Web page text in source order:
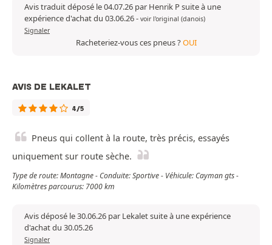
Avis traduit déposé le 04.07.26 par Henrik P suite à une
expérience d'achat du 03.06.26- voir l'original (danois)
Signaler
Racheteriez-vous ces pneus ?OUI
AVIS DE LEKALET
4/5
Pneus qui collent à la route, très précis, essayés
uniquement sur route sèche.
Type de route: Montagne - Conduite: Sportive - Véhicule: Cayman gts -
Kilomètres parcourus: 7000 km
Avis déposé le 30.06.26 par Lekalet suite à une expérience
d'achat du 30.05.26
Signaler